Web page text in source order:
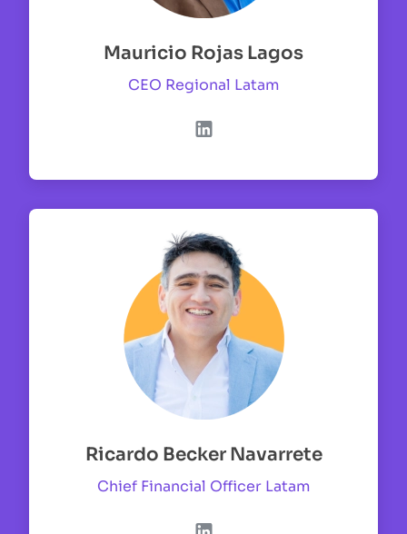
Mauricio Rojas Lagos
CEO Regional Latam
Ricardo Becker Navarrete
Chief Financial Officer Latam